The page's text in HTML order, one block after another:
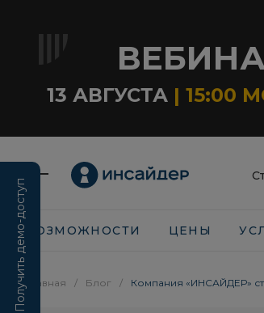
Получить демо-доступ
13 АВГУСТА | 15:00
ВОЗМОЖНОСТИ ЦЕНЫ
Главная / Блог / Компания «ИНСАЙДЕР»